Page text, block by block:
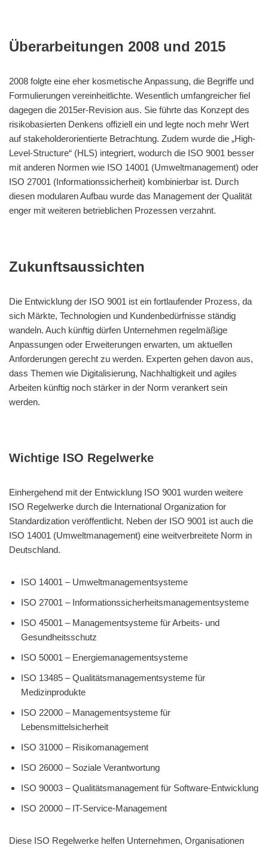
Überarbeitungen 2008 und 2015
2008 folgte eine eher kosmetische Anpassung, die Begriffe und
Formulierungen vereinheitlichte. Wesentlich umfangreicher fiel
dagegen die 2015er-Revision aus. Sie führte das Konzept des
risikobasierten Denkens offiziell ein und legte noch mehr Wert
auf stakeholderorientierte Betrachtung. Zudem wurde die „High-
Level-Structure“ (HLS) integriert, wodurch die ISO 9001 besser
mit anderen Normen wie ISO 14001 (Umweltmanagement) oder
ISO 27001 (Informationssicherheit) kombinierbar ist. Durch
diesen modularen Aufbau wurde das Management der Qualität
enger mit weiteren betrieblichen Prozessen verzahnt.
Zukunftsaussichten
Die Entwicklung der ISO 9001 ist ein fortlaufender Prozess, da
sich Märkte, Technologien und Kundenbedürfnisse ständig
wandeln. Auch künftig dürfen Unternehmen regelmäßige
Anpassungen oder Erweiterungen erwarten, um aktuellen
Anforderungen gerecht zu werden. Experten gehen davon aus,
dass Themen wie Digitalisierung, Nachhaltigkeit und agiles
Arbeiten künftig noch stärker in der Norm verankert sein
werden.
Wichtige ISO Regelwerke
Einhergehend mit der Entwicklung ISO 9001 wurden weitere
ISO Regelwerke durch die International Organization for
Standardization veröffentlicht. Neben der ISO 9001 ist auch die
ISO 14001 (Umweltmanagement) eine weitverbreitete Norm in
Deutschland.
ISO 14001 – Umweltmanagementsysteme
ISO 27001 – Informationssicherheitsmanagementsysteme
ISO 45001 – Managementsysteme für Arbeits- und
Gesundheitsschutz
ISO 50001 – Energiemanagementsysteme
ISO 13485 – Qualitätsmanagementsysteme für
Medizinprodukte
ISO 22000 – Managementsysteme für
Lebensmittelsicherheit
ISO 31000 – Risikomanagement
ISO 26000 – Soziale Verantwortung
ISO 90003 – Qualitätsmanagement für Software-Entwicklung
ISO 20000 – IT-Service-Management
Diese ISO Regelwerke helfen Unternehmen, Organisationen